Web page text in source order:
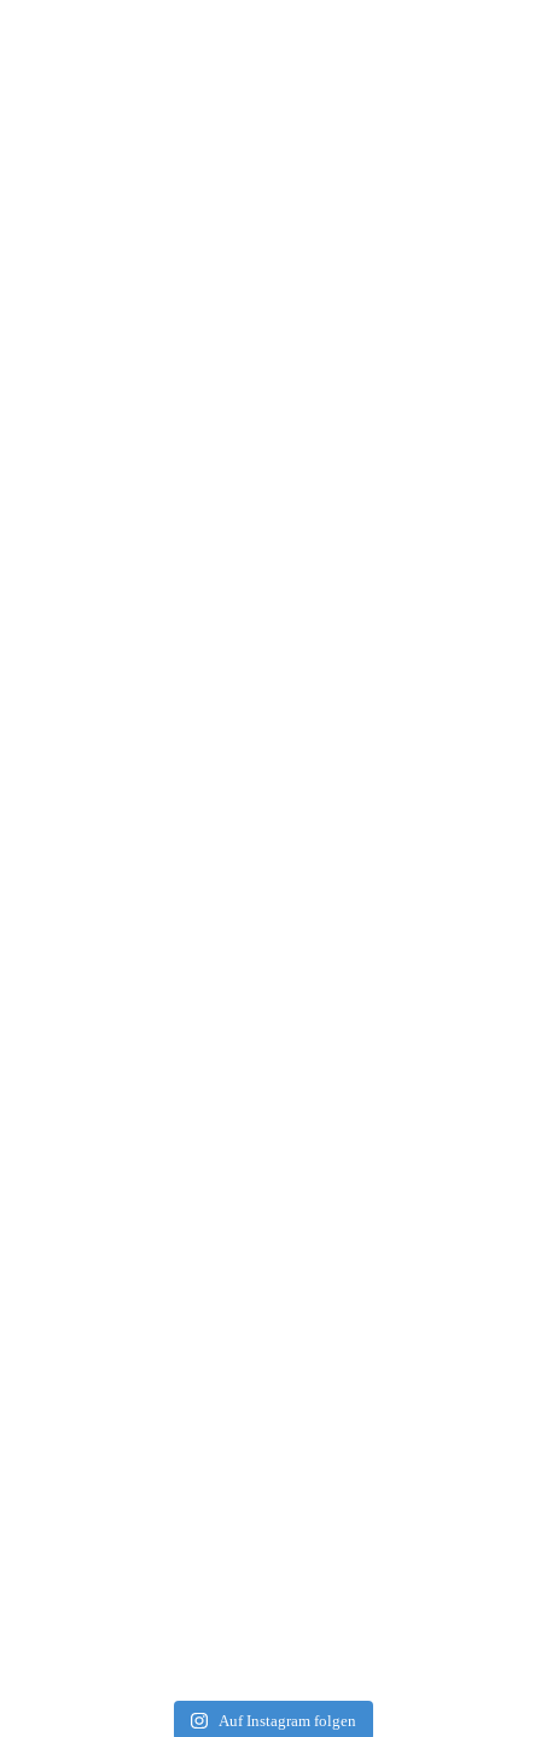
Auf Instagram folgen